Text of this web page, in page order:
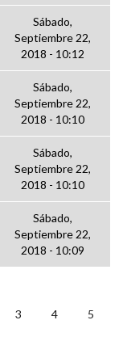
Sábado,
Septiembre 22,
2018 - 10:12
Sábado,
Septiembre 22,
2018 - 10:10
Sábado,
Septiembre 22,
2018 - 10:10
Sábado,
Septiembre 22,
2018 - 10:09
3 4 5